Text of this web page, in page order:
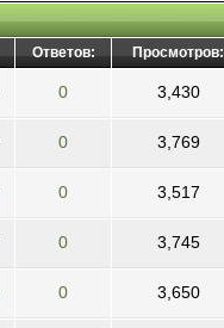
Ответов: Просмотров:
0 3,430
0 3,769
0 3,517
0 3,745
0 3,650